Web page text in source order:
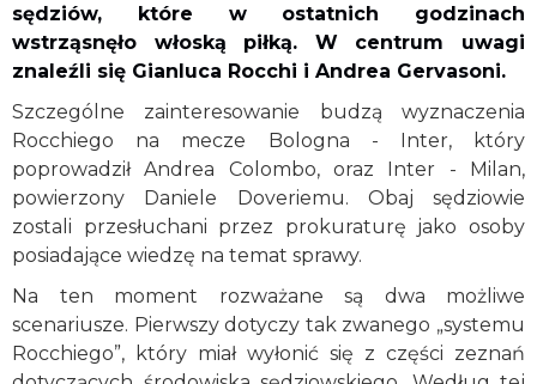
sędziów, które w ostatnich godzinach
wstrząsnęło włoską piłką. W centrum uwagi
znaleźli się Gianluca Rocchi i Andrea Gervasoni.
Szczególne zainteresowanie budzą wyznaczenia
Rocchiego na mecze Bologna - Inter, który
poprowadził Andrea Colombo, oraz Inter - Milan,
powierzony Daniele Doveriemu. Obaj sędziowie
zostali przesłuchani przez prokuraturę jako osoby
posiadające wiedzę na temat sprawy.
Na ten moment rozważane są dwa możliwe
scenariusze. Pierwszy dotyczy tak zwanego „systemu
Rocchiego”, który miał wyłonić się z części zeznań